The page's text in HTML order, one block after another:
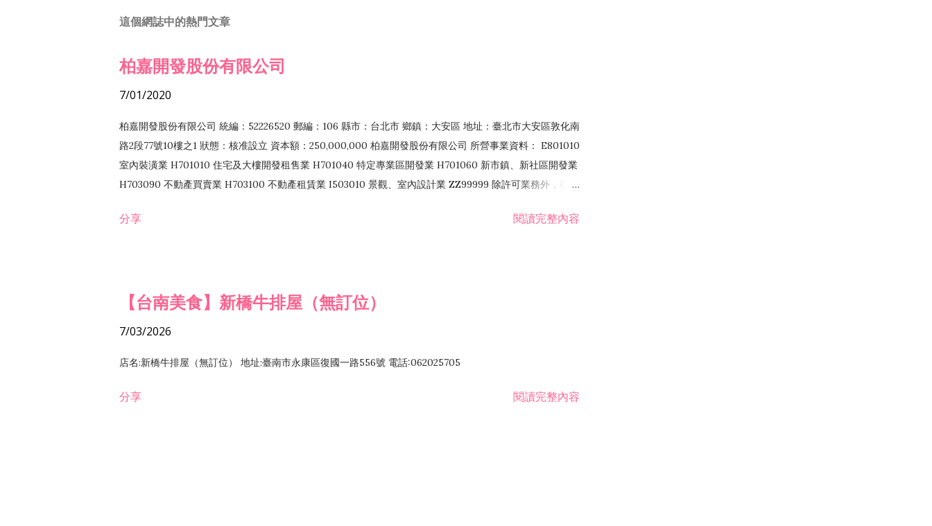
這個網誌中的熱門文章
柏嘉開發股份有限公司
7/01/2020
柏嘉開發股份有限公司 統編：52226520 郵編：106 縣市：台北市 鄉鎮：大安區 地址：臺北市大安區敦化南
路2段77號10樓之1 狀態：核准設立 資本額：250,000,000 柏嘉開發股份有限公司 所營事業資料： E801010
室內裝潢業 H701010 住宅及大樓開發租售業 H701040 特定專業區開發業 H701060 新市鎮、新社區開發業
H703090 不動產買賣業 H703100 不動產租賃業 I503010 景觀、室內設計業 ZZ99999 除許可業務外，得經
分享 閱讀完整內容
【台南美食】新橋牛排屋（無訂位）
7/03/2026
店名:新橋牛排屋（無訂位） 地址:臺南市永康區復國一路556號 電話:062025705
分享 閱讀完整內容